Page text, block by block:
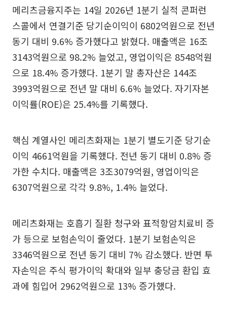
메리츠금융지주는 14일 2026년 1분기 실적 콘퍼런
스콜에서 연결기준 당기순이익이 6802억원으로 전년
동기 대비 9.6% 증가했다고 밝혔다. 매출액은 16조
3143억원으로 98.2% 늘었고, 영업이익은 8548억원
으로 18.4% 증가했다. 1분기 말 총자산은 144조
3993억원으로 전년 말 대비 6.6% 늘었다. 자기자본
이익률(ROE)은 25.4%를 기록했다.
핵심 계열사인 메리츠화재는 1분기 별도기준 당기순
이익 4661억원을 기록했다. 전년 동기 대비 0.8% 증
가한 수치다. 매출액은 3조3079억원, 영업이익은
6307억원으로 각각 9.8%, 1.4% 늘었다.
메리츠화재는 호흡기 질환 청구와 표적항암치료비 증
가 등으로 보험손익이 줄었다. 1분기 보험손익은
3346억원으로 전년 동기 대비 7% 감소했다. 반면 투
자손익은 주식 평가이익 확대와 일부 충당금 환입 효
과에 힘입어 2962억원으로 13% 증가했다.